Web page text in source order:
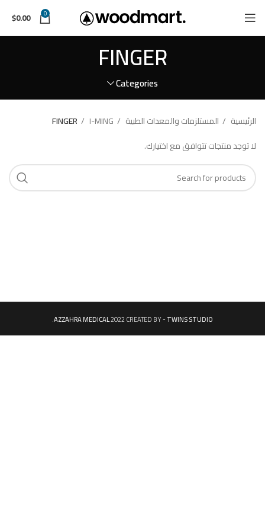
0
$0.00
FINGER
Categories
الرئيسية المستلزمات والمعدات الطبية I-MING
FINGER
لا توجد منتجات تتوافق مع اختيارك.
AZZAHRA MEDICAL2022 CREATED BY- TWINS STUDIO
.